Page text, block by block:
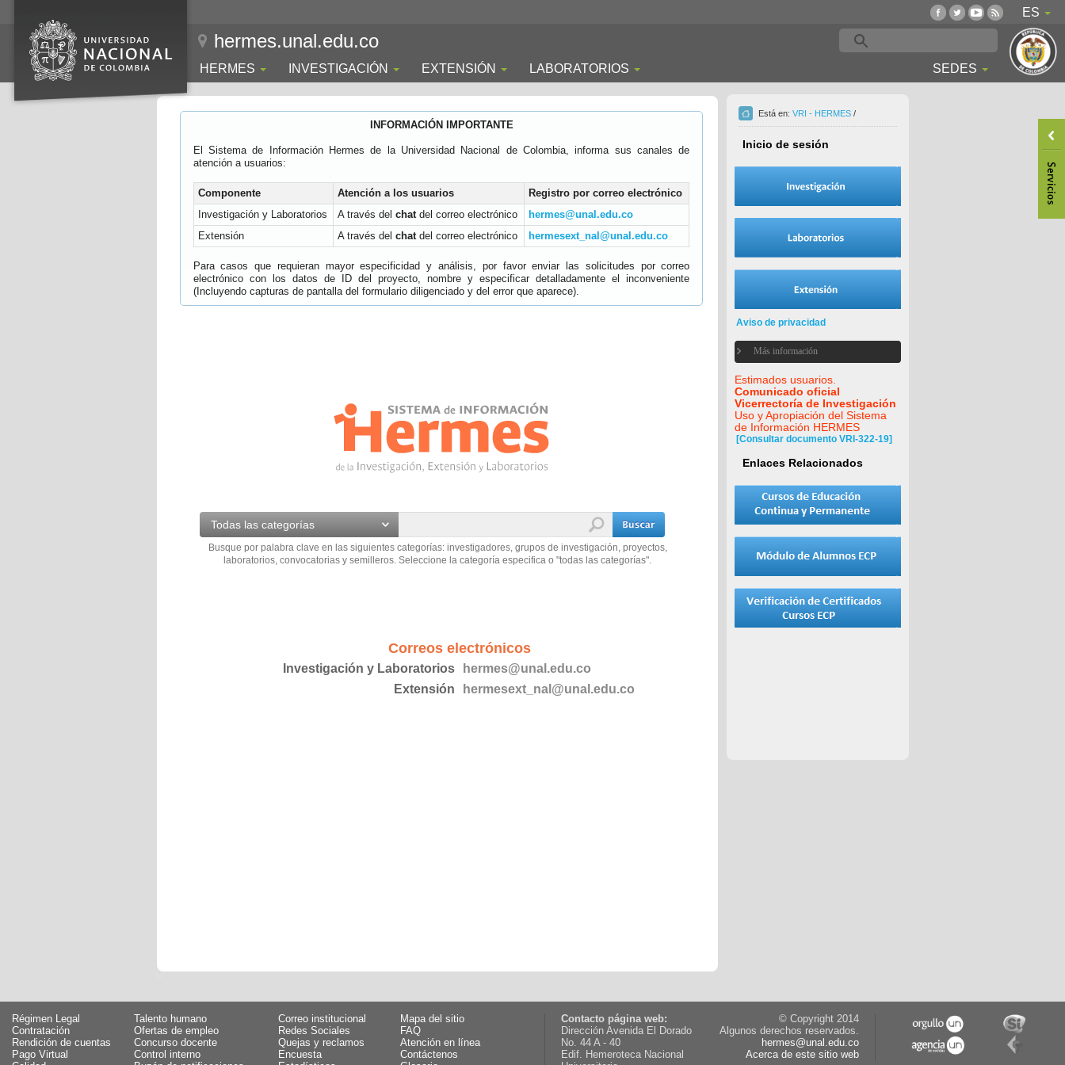
ES
hermes.unal.edu.co
HERMES INVESTIGACIÓN EXTENSIÓN LABORATORIOS SEDES
INFORMACIÓN IMPORTANTE
El Sistema de Información Hermes de la Universidad Nacional de Colombia, informa sus canales de
atención a usuarios:
Componente Atención a los usuarios
Registro por correo electrónico
Investigación y Laboratorios
A través del chatdel correo electrónico
hermes@unal.edu.co
Extensión
A través del chatdel correo electrónico hermesext_nal@unal.edu.co
Para casos que requieran mayor especificidad y análisis, por favor enviar las solicitudes por correo
electrónico con los datos de ID del proyecto, nombre y especificar detalladamente el inconveniente
(Incluyendo capturas de pantalla del formulario diligenciado y del error que aparece).
Todas las categorías
Busque por palabra clave en las siguientes categorías: investigadores, grupos de investigación, proyectos,
laboratorios, convocatorias y semilleros. Seleccione la categoría especifica o "todas las categorías".
Correos electrónicos
Investigación y Laboratorios
hermes@unal.edu.co
Extensión
hermesext_nal@unal.edu.co
Está en: VRI - HERMES /
Inicio de sesión
Aviso de privacidad
Más información
Estimados usuarios.
Comunicado oficial
Vicerrectoría de Investigación
Uso y Apropiación del Sistema
de Información HERMES
[Consultar documento VRI-322-19]
Enlaces Relacionados
Régimen Legal
Talento humano
Contratación
Ofertas de empleo
Rendición de cuentas
Concurso docente
Pago Virtual
Control interno
Correo institucional
Mapa del sitio
Redes Sociales
FAQ
Quejas y reclamos
Atención en línea
Encuesta
Contáctenos
Contacto página web:
Dirección Avenida El Dorado
No. 44 A - 40
Edif. Hemeroteca Nacional
© Copyright 2014
Algunos derechos reservados.
hermes@unal.edu.co
Acerca de este sitio web